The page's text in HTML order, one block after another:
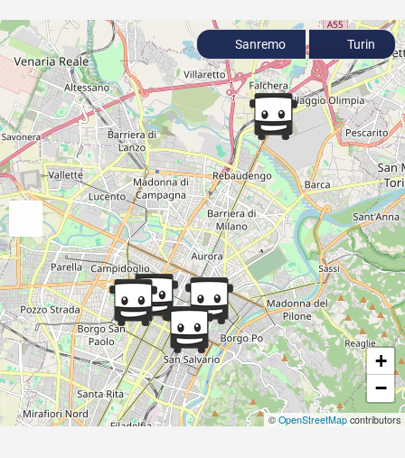
+
−
© OpenStreetMap contributors
Sanremo Turin